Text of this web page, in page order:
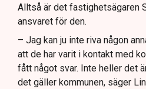
Alltså är det fastighetsägaren
ansvaret för den.
– Jag kan ju inte riva någon
att de har varit i kontakt med
fått något svar. Inte heller det
det gäller kommunen, säger